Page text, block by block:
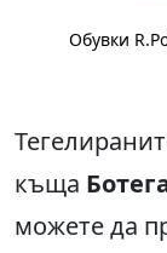
Обувки
къща
можете да